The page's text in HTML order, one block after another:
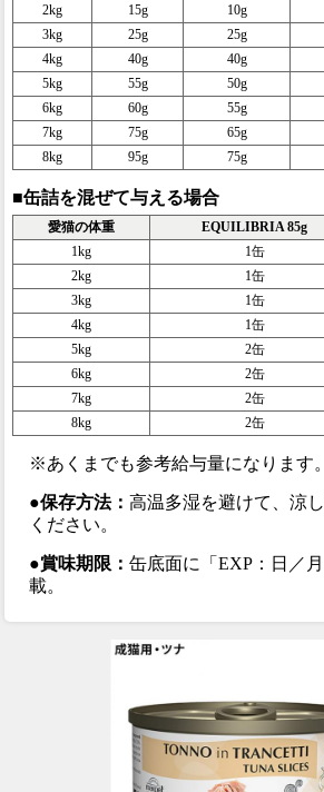
2kg
15g 10g
3kg
25g 25g
4kg
40g 40g
5kg
55g 50g
6kg
60g 55g
7kg
75g 65g
8kg
95g 75g
■缶詰を混ぜて与える場合
愛猫の体重 EQUILIBRIA 85g
1kg
1缶
2kg
1缶
3kg
1缶
4kg
1缶
5kg
2缶
6kg
2缶
7kg
2缶
8kg
2缶
※あくまでも参考給与量になります。
●保存方法：高温多湿を避けて、涼
ください。
●賞味期限：缶底面に「EXP：日／
載。